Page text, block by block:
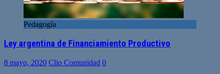
Pedagogía
Ley argentina de Financiamiento Productivo
8 mayo, 2020 Clio Comunidad 0